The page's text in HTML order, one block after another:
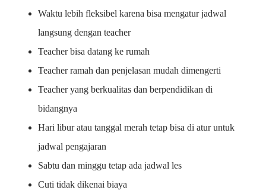
Waktu lebih fleksibel karena bisa mengatur jadwal
langsung dengan teacher
Teacher bisa datang ke rumah
Teacher ramah dan penjelasan mudah dimengerti
Teacher yang berkualitas dan berpendidikan di
bidangnya
Hari libur atau tanggal merah tetap bisa di atur untuk
jadwal pengajaran
Sabtu dan minggu tetap ada jadwal les
Cuti tidak dikenai biaya